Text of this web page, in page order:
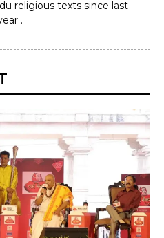
religious texts since last
.